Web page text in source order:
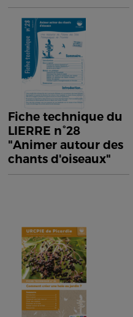
Fiche technique du
LIERRE n°28
"Animer autour des
chants d'oiseaux"